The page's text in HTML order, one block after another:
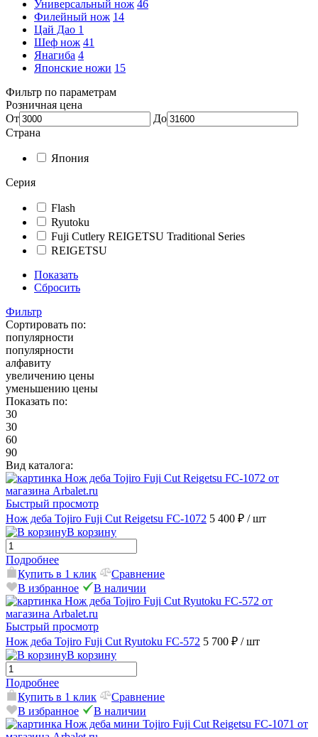
Универсальный нож 46
Филейный нож 14
Цай Дао 1
Шеф нож 41
Янагиба 4
Японские ножи 15
Фильтр по параметрам
Розничная цена
От
До
Страна
Япония
Серия
Flash
Ryutoku
Fuji Cutlery REIGETSU Traditional Series
REIGETSU
Показать
Сбросить
Фильтр
Сортировать по:
популярности
популярности
алфавиту
увеличению цены
уменьшению цены
Показать по:
30
30
60
90
Вид каталога:
Быстрый просмотр
Нож деба Tojiro Fuji Cut Reigetsu FC-1072 5 400 ₽ / шт
В корзину
Подробнее
Купить в 1 клик
Сравнение
В избранное
В наличии
Быстрый просмотр
Нож деба Tojiro Fuji Cut Ryutoku FC-572 5 700 ₽ / шт
В корзину
Подробнее
Купить в 1 клик
Сравнение
В избранное
В наличии